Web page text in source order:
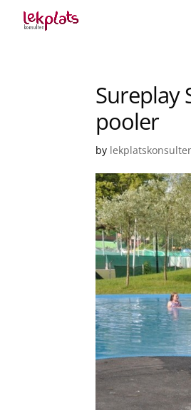
Sureplay
pooler
by